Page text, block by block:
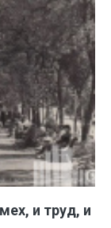
и труд, и